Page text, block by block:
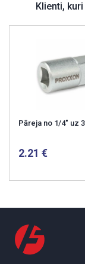
Klienti,
Pāreja no 1/4" uz
2.21